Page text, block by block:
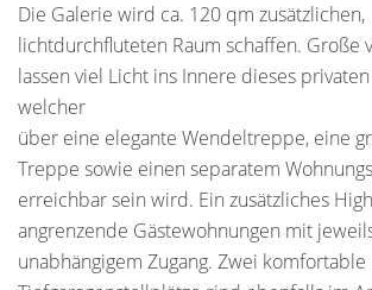
Die Galerie wird ca. 120 qm zusätzlichen,
lichtdurchfluteten Raum schaffen. Große
lassen viel Licht ins Innere dieses
welcher
über eine elegante Wendeltreppe, eine
Treppe sowie einen separatem
erreichbar sein wird. Ein zusätzliches
angrenzende Gästewohnungen mit
unabhängigem Zugang. Zwei komfortable